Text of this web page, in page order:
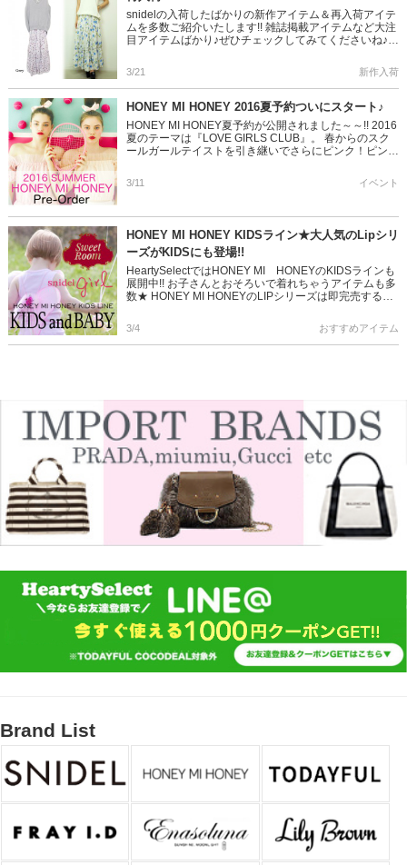
snidelの入荷したばかりの新作アイテム＆再入荷アイテ
ムを多数ご紹介いたします!! 雑誌掲載アイテムなど大注
目アイテムばかり♪ぜひチェックしてみてくださいね♪
花柄 […]
3/21 新作入荷
HONEY MI HONEY 2016夏予約ついにスタート♪
HONEY MI HONEY夏予約が公開されました～～!! 2016
夏のテーマは『LOVE GIRLS CLUB』。 春からのスク
ールガールテイストを引き継いでさらにピンク！ピンク
3/11 イベント
HONEY MI HONEY KIDSライン★大人気のLipシリ
ーズがKIDSにも登場!!
HeartySelectではHONEY MI HONEYのKIDSラインも
展開中!! お子さんとおそろいで着れちゃうアイテムも多
数★ HONEY MI HONEYのLIPシリーズは即完売するHIT
3/4 おすすめアイテム
Brand List